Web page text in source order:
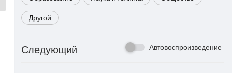
Другой
Следующий Автовоспроизведение